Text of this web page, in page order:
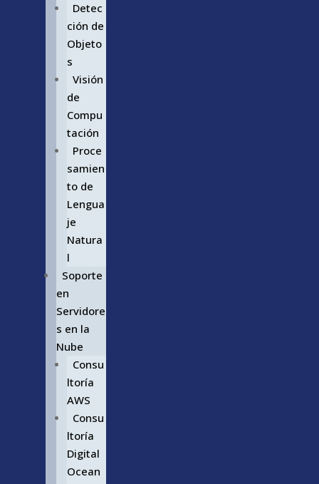
Detec
ción de
Objeto
s
Visión
de
Compu
tación
Proce
samien
to de
Lengua
je
Natura
l
Soporte
en
Servidore
s en la
Nube
Consu
ltoría
AWS
Consu
ltoría
Digital
Ocean